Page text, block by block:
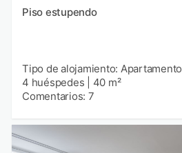
Piso estupendo
Tipo de alojamiento: Apartamento
4 huéspedes
40 m²
Comentarios: 7